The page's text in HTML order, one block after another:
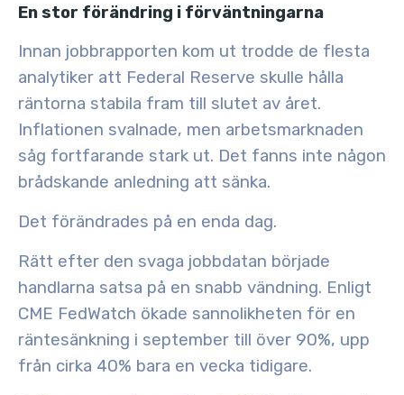
En stor förändring i förväntningarna
Innan jobbrapporten kom ut trodde de flesta
analytiker att Federal Reserve skulle hålla
räntorna stabila fram till slutet av året.
Inflationen svalnade, men arbetsmarknaden
såg fortfarande stark ut. Det fanns inte någon
brådskande anledning att sänka.
Det förändrades på en enda dag.
Rätt efter den svaga jobbdatan började
handlarna satsa på en snabb vändning. Enligt
CME FedWatch ökade sannolikheten för en
räntesänkning i september till över 90%, upp
från cirka 40% bara en vecka tidigare.